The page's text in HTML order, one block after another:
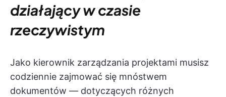
działający w czasie
rzeczywistym
Jako kierownik zarządzania projektami musisz
codziennie zajmować się mnóstwem
dokumentów — dotyczących różnych